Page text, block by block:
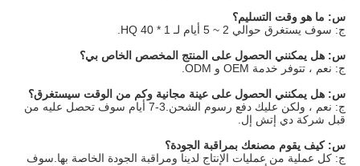
س: ما هو وقت التسليم؟
ج: سوف يستغرق حوالي 2 ~ 5 أيام لـ 1 * 40 HQ.
س: هل يمكنني الحصول على المنتج المخصص الخاص بي؟
ج: نعم ، تتوفر خدمة OEM و ODM.
س: هل يمكنني الحصول على عينة مجانية وكم من الوقت سيستغرق؟
ج: نعم ، ولكن عليك دفع رسوم الشحن.3-7 أيام سوف تحصل عليه من
قبل شركة دي إتش إل.
س: كيف يقوم مصنعك بمراقبة الجودة؟
ج: كل عملية من عمليات الإنتاج لدينا ومراقبة الجودة الخاصة بها.سوف